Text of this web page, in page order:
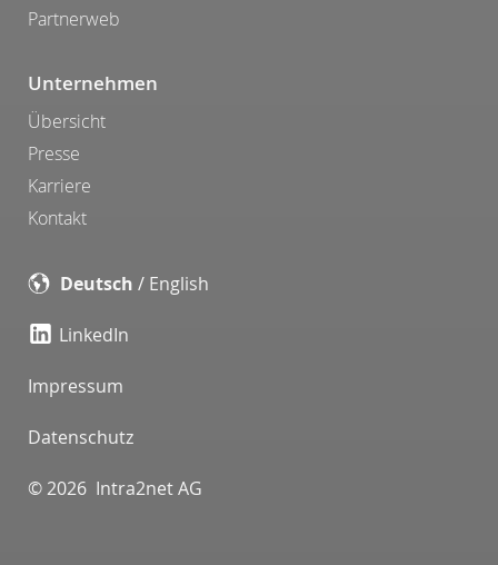
Partnerweb
Unternehmen
Übersicht
Presse
Karriere
Kontakt
Deutsch / English
LinkedIn
Impressum
Datenschutz
© 2026 Intra2net AG